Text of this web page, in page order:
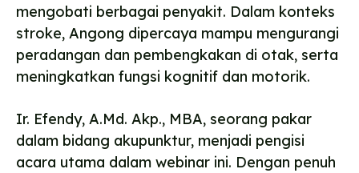
mengobati berbagai penyakit. Dalam konteks
stroke, Angong dipercaya mampu mengurangi
peradangan dan pembengkakan di otak, serta
meningkatkan fungsi kognitif dan motorik.
Ir. Efendy, A.Md. Akp., MBA, seorang pakar
dalam bidang akupunktur, menjadi pengisi
acara utama dalam webinar ini. Dengan penuh